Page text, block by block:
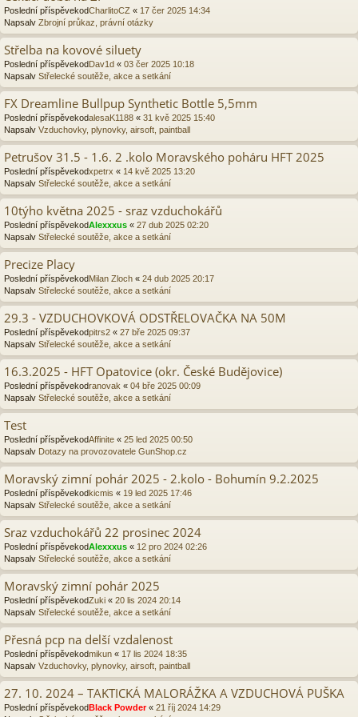
Poslední příspěvekodCharlitoCZ « 17 čer 2025 14:34
Napsalv Zbrojní průkaz, právní otázky
Střelba na kovové siluety
Poslední příspěvekodDav1d « 03 čer 2025 10:18
Napsalv Střelecké soutěže, akce a setkání
FX Dreamline Bullpup Synthetic Bottle 5,5mm
Poslední příspěvekodalesaK1188 « 31 kvě 2025 15:40
Napsalv Vzduchovky, plynovky, airsoft, paintball
Petrušov 31.5 - 1.6. 2 .kolo Moravského poháru HFT 2025
Poslední příspěvekodxpetrx « 14 kvě 2025 13:20
Napsalv Střelecké soutěže, akce a setkání
10týho května 2025 - sraz vzduchokářů
Poslední příspěvekodAlexxxus « 27 dub 2025 02:20
Napsalv Střelecké soutěže, akce a setkání
Precize Placy
Poslední příspěvekodMilan Zloch « 24 dub 2025 20:17
Napsalv Střelecké soutěže, akce a setkání
29.3 - VZDUCHOVKOVÁ ODSTŘELOVAČKA NA 50M
Poslední příspěvekodpitrs2 « 27 bře 2025 09:37
Napsalv Střelecké soutěže, akce a setkání
16.3.2025 - HFT Opatovice (okr. České Budějovice)
Poslední příspěvekodranovak « 04 bře 2025 00:09
Napsalv Střelecké soutěže, akce a setkání
Test
Poslední příspěvekodAffinite « 25 led 2025 00:50
Napsalv Dotazy na provozovatele GunShop.cz
Moravský zimní pohár 2025 - 2.kolo - Bohumín 9.2.2025
Poslední příspěvekodkicmis « 19 led 2025 17:46
Napsalv Střelecké soutěže, akce a setkání
Sraz vzduchokářů 22 prosinec 2024
Poslední příspěvekodAlexxxus « 12 pro 2024 02:26
Napsalv Střelecké soutěže, akce a setkání
Moravský zimní pohár 2025
Poslední příspěvekodZuki « 20 lis 2024 20:14
Napsalv Střelecké soutěže, akce a setkání
Přesná pcp na delší vzdalenost
Poslední příspěvekodmikun « 17 lis 2024 18:35
Napsalv Vzduchovky, plynovky, airsoft, paintball
27. 10. 2024 – TAKTICKÁ MALORÁŽKA A VZDUCHOVÁ PUŠKA
Poslední příspěvekodBlack Powder« 21 říj 2024 14:29